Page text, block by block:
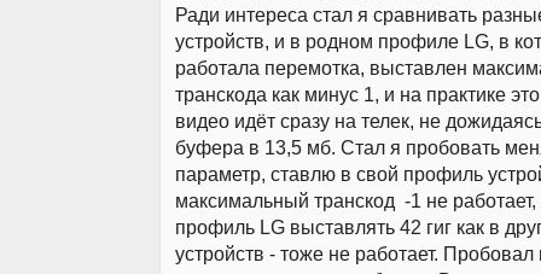
Ради интереса стал я сравнивать
устройств, и в родном профиле LG, в
работала перемотка, выставлен
транскода как минус 1, и на практике
видео идёт сразу на телек, не
буфера в 13,5 мб. Стал я пробовать
параметр, ставлю в свой профиль
максимальный транскод -1 не
профиль LG выставлять 42 гиг как в
устройств - тоже не работает.